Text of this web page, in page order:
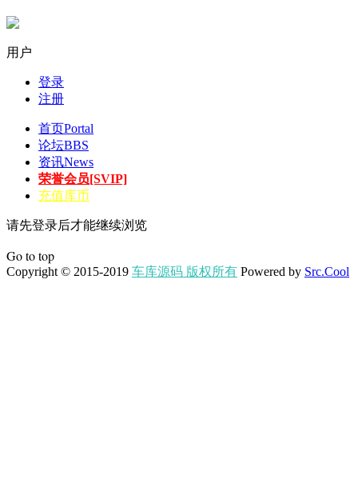
用户
登录
注册
首页Portal
论坛BBS
资讯News
荣誉会员[SVIP]
充值库币
请先登录后才能继续浏览
Go to top
Copyright © 2015-2019 车库源码 版权所有 Powered by Src.Cool